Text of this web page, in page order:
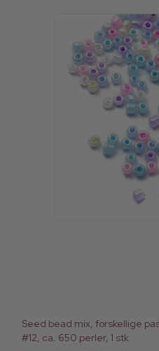
Seed bead mix, forskellige
#12, ca. 650 perler, 1 stk